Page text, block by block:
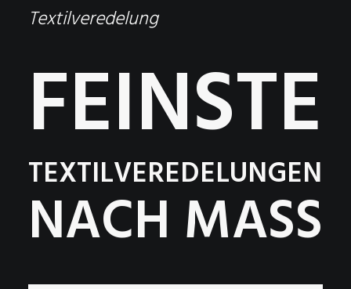
Textilveredelung
FEINSTE
TEXTILVEREDELUNGEN
NACH MASS